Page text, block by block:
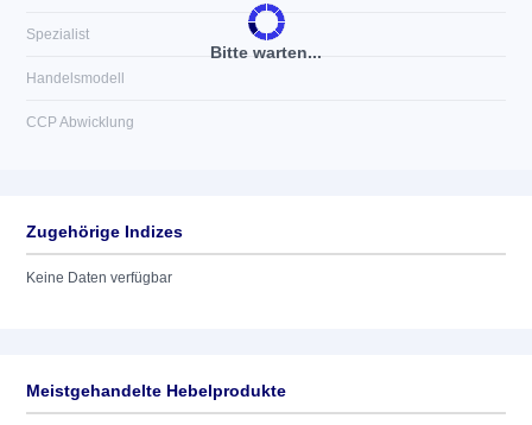
Bitte warten...
Spezialist
Handelsmodell
CCP Abwicklung
Zugehörige Indizes
Keine Daten verfügbar
Meistgehandelte Hebelprodukte